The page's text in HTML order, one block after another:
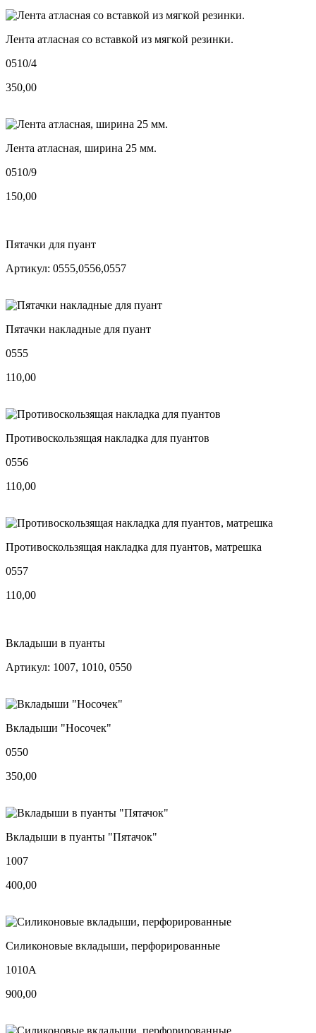
Лента атласная со вставкой из мягкой резинки.
0510/4
350,00
Лента атласная, ширина 25 мм.
0510/9
150,00
Пятачки для пуант
Артикул: 0555,0556,0557
Пятачки накладные для пуант
0555
110,00
Противоскользящая накладка для пуантов
0556
110,00
Противоскользящая накладка для пуантов, матрешка
0557
110,00
Вкладыши в пуанты
Артикул: 1007, 1010, 0550
Вкладыши "Носочек"
0550
350,00
Вкладыши в пуанты "Пятачок"
1007
400,00
Силиконовые вкладыши, перфорированные
1010A
900,00